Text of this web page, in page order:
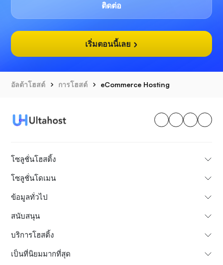
ติดต่อ
เริ่มตอนนี้เลย
อัลต้าโฮสต์ การโฮสต์ eCommerce Hosting
โซลูชั่นโฮสติ้ง
โซลูชั่นโดเมน
ข้อมูลทั่วไป
สนับสนุน
บริการโฮสติ้ง
เป็นที่นิยมมากที่สุด